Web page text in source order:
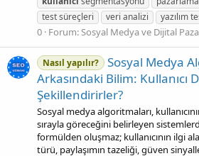
test süreçleri
veri analizi yazılım
0 Forum: Sosyal Medya ve Dijital
Nasıl yapılır?
Sosyal Medya
Arkasındaki Bilim: Kullanıcı
Şekillendirirler?
Sosyal medya algoritmaları,
sırayla göreceğini belirleyen
formülden oluşmaz; kullanıcının ilgi
türü, paylaşımın tazeliği, güven